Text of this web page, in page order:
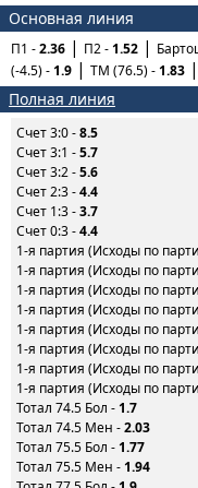
Основная линия
П1 -2.36 П2 -1.52
(-4.5) -1.9 ТМ (76.5) -1.83
Полная линия
Счет 3:0 -8.5
Счет 3:1 -5.7
Счет 3:2 -5.6
Счет 2:3 -4.4
Счет 1:3 -3.7
Счет 0:3 -4.4
1-я партия (Исходы по
1-я партия (Исходы по
1-я партия (Исходы по
1-я партия (Исходы по
1-я партия (Исходы по
1-я партия (Исходы по
1-я партия (Исходы по
1-я партия (Исходы по
Тотал 74.5 Бол - 1.7
Тотал 74.5 Мен -2.03
Тотал 75.5 Бол - 1.77
Тотал 75.5 Мен - 1.94